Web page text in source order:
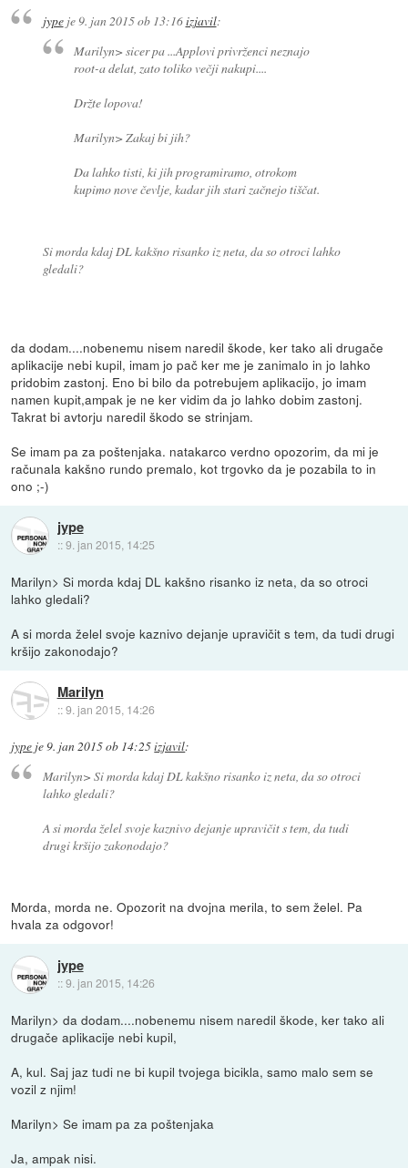
jypeje9. jan 2015 ob 13:16izjavil:
Marilyn> sicer pa ...Applovi privrženci neznajo
root-a delat, zato toliko večji nakupi....
Držte lopova!
Marilyn> Zakaj bi jih?
Da lahko tisti, ki jih programiramo, otrokom
kupimo nove čevlje, kadar jih stari začnejo tiščat.
Si morda kdaj DL kakšno risanko iz neta, da so otroci lahko
gledali?
da dodam....nobenemu nisem naredil škode, ker tako ali drugače
aplikacije nebi kupil, imam jo pač ker me je zanimalo in jo lahko
pridobim zastonj. Eno bi bilo da potrebujem aplikacijo, jo imam
namen kupit,ampak je ne ker vidim da jo lahko dobim zastonj.
Takrat bi avtorju naredil škodo se strinjam.
Se imam pa za poštenjaka. natakarco verdno opozorim, da mi je
računala kakšno rundo premalo, kot trgovko da je pozabila to in
ono ;-)
jype
::9. jan 2015, 14:25
Marilyn> Si morda kdaj DL kakšno risanko iz neta, da so otroci
lahko gledali?
A si morda želel svoje kaznivo dejanje upravičit s tem, da tudi drugi
kršijo zakonodajo?
Marilyn
::9. jan 2015, 14:26
jype je 9. jan 2015 ob 14:25izjavil:
Marilyn> Si morda kdaj DL kakšno risanko iz neta, da so otroci
lahko gledali?
A si morda želel svoje kaznivo dejanje upravičit s tem, da tudi
drugi kršijo zakonodajo?
Morda, morda ne. Opozorit na dvojna merila, to sem želel. Pa
hvala za odgovor!
jype
::9. jan 2015, 14:26
Marilyn> da dodam....nobenemu nisem naredil škode, ker tako ali
drugače aplikacije nebi kupil,
A, kul. Saj jaz tudi ne bi kupil tvojega bicikla, samo malo sem se
vozil z njim!
Marilyn> Se imam pa za poštenjaka
Ja, ampak nisi.